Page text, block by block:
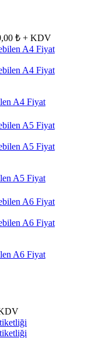
₺ + KDV
A4 Fiyat
A5 Fiyat
A6 Fiyat